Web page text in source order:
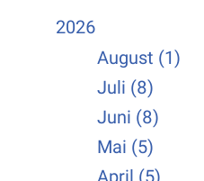
2026
August (1)
Juli (8)
Juni (8)
Mai (5)